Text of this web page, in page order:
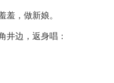
，做新娘。
边，返身唱：